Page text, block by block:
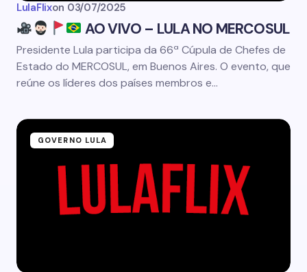
LulaFlixon 03/07/2025
AO VIVO – LULA NO MERCOSUL
Presidente Lula participa da 66ª Cúpula de Chefes de
Estado do MERCOSUL, em Buenos Aires. O evento, que
reúne os líderes dos países membros e…
GOVERNO LULA